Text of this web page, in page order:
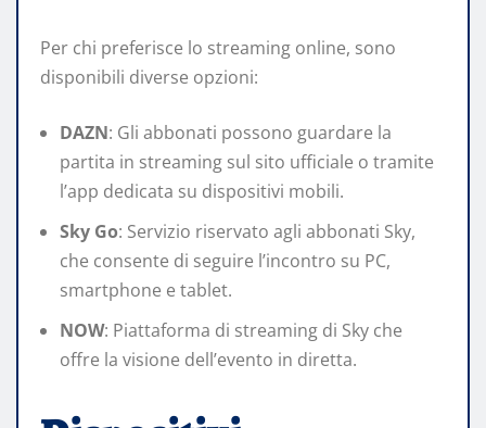
Per chi preferisce lo streaming online, sono
disponibili diverse opzioni:​
DAZN: Gli abbonati possono guardare la
partita in streaming sul sito ufficiale o tramite
l’app dedicata su dispositivi mobili.​
Sky Go: Servizio riservato agli abbonati Sky,
che consente di seguire l’incontro su PC,
smartphone e tablet.​
NOW: Piattaforma di streaming di Sky che
offre la visione dell’evento in diretta.​